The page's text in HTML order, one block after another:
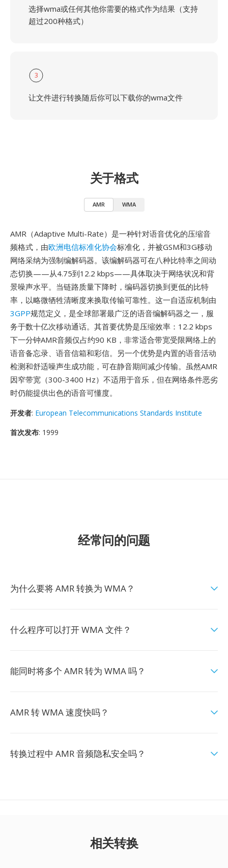
选择wma或任何其他你需要的格式作为结果（支持
超过200种格式）
3
让文件进行转换随后你可以下载你的wma文件
关于格式
AMR WMA
AMR（Adaptive Multi-Rate）是一种针对语音优化的压缩音
频格式，由欧洲电信标准化协会标准化，并被GSM和3G移动
网络采纳为强制编解码器。该编解码器可在八种比特率之间动
态切换——从4.75到12.2 kbps——具体取决于网络状况和背
景噪声水平。当链路质量下降时，编码器切换到更低的比特
率，以略微牺牲清晰度来换取传输可靠性。这一自适应机制由
3GPP规范定义，是全球部署最广泛的语音编解码器之一，服
务于数十亿次移动通话。其首要优势是压缩效率：12.2 kbps
下一分钟AMR音频仅占约90 KB，非常适合带宽受限网络上的
语音备忘录、语音信箱和彩信。另一个优势是内置的语音活动
检测和舒适噪声生成功能，可在静音期间减少传输。虽然AMR
因窄带宽（300-3400 Hz）不适用于音乐，但在网络条件恶劣
时仍能提供出色的语音可懂度。
开发者: European Telecommunications Standards Institute
首次发布: 1999
经常问的问题
为什么要将 AMR 转换为 WMA？
什么程序可以打开 WMA 文件？
能同时将多个 AMR 转为 WMA 吗？
AMR 转 WMA 速度快吗？
转换过程中 AMR 音频隐私安全吗？
相关转换